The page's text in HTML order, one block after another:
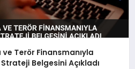
Terör Finansmanıyla
Belgesini Açıkladı